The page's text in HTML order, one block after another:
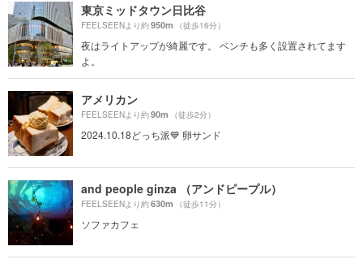
東京ミッドタウン日比谷
FEELSEENより約950m （徒歩16分）
夜はライトアップが綺麗です。 ベンチも多く設置されてます
よ。
アメリカン
FEELSEENより約90m （徒歩2分）
2024.10.18どっち派💙 卵サンド
and people ginza （アンドピープル）
FEELSEENより約630m （徒歩11分）
ソファカフェ